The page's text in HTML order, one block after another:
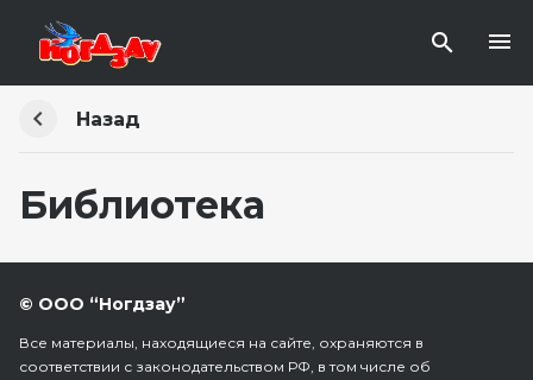
Назад
Библиотека
© ООО “Ногдзау”
Все материалы, находящиеся на сайте, охраняются в
соответствии с законодательством РФ, в том числе об